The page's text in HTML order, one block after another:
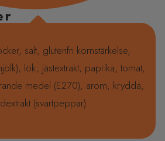
salt, glutenfri kornstärkelse,
lök, jästextrakt, paprika, tomat,
medel (E270), arom, krydda,
(svartpeppar)